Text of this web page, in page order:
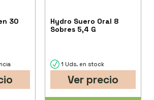
30
Hydro Suero Oral 8
Sobres 5,4 G
1 Uds. en stock
Ver precio